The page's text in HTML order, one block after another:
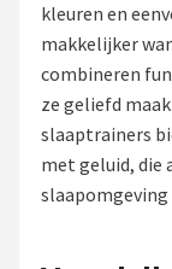
Shop
Alecto
Zazu
kleuren en
makkelijker
combineren
ze geliefd
slaaptrainers
met geluid, die